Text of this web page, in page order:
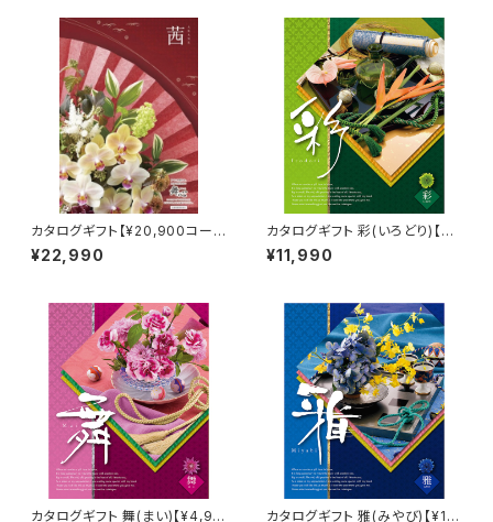
カタログギフト【¥20,900コー
ス】茜
¥22,990
カタログギフト 彩(いろどり)【¥1
0,900コース】Choice Collec
tion
¥11,990
カタログギフト 舞(まい)【¥4,90
カタログギフト 雅(みやび)【¥15,